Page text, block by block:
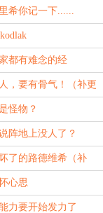
希你记一下......
都有难念的经
，要有骨气！（补更
怪物？
阵地上没人了？
了的路德维希（补
心思
力要开始发力了